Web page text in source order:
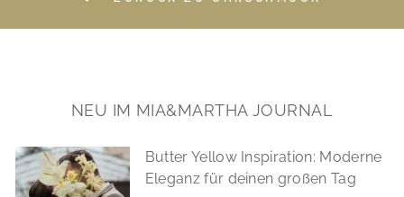
NEU IM MIA&MARTHA JOURNAL
Butter Yellow Inspiration: Moderne
Eleganz für deinen großen Tag